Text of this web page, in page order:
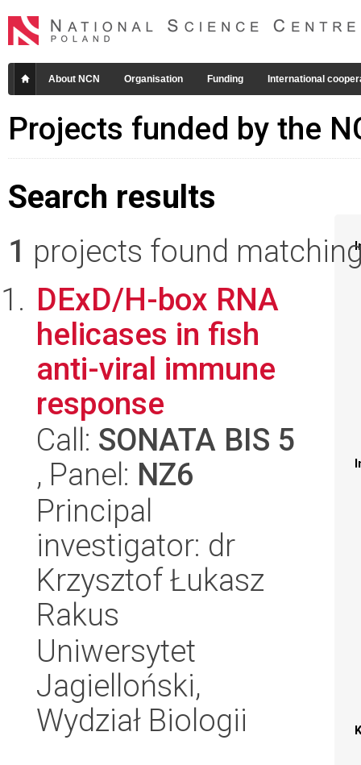
About NCN Organisation Funding International
Projects funded by the
Search results
1 projects found
DExD/H-box RNA
helicases in fish
anti-viral immune
response
Call: SONATA BIS 5
, Panel: NZ6
Principal
investigator: dr
Krzysztof Łukasz
Rakus
Uniwersytet
Jagielloński,
Wydział Biologii